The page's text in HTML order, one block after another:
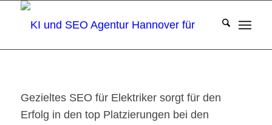
Gezieltes SEO für Elektriker sorgt für den
Erfolg in den top Platzierungen bei den